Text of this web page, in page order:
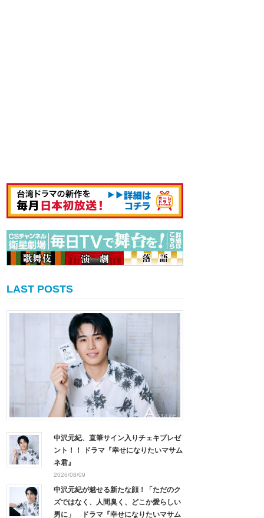
LAST POSTS
中沢元紀、直筆サイン入りチェキプレゼ
ント！！ ドラマ『幸せになりたいマサム
ネ君』
2026/08/09
中沢元紀が魅せる新たな顔！「ただのク
ズではなく、人間臭く、どこか愛らしい
男に」 ドラマ『幸せになりたいマサム